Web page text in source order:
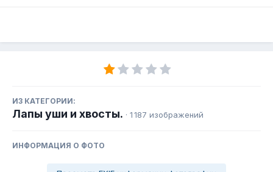
ИЗ КАТЕГОРИИ:
Лапы уши и хвосты. · 1 187 изображений
ИНФОРМАЦИЯ О ФОТО